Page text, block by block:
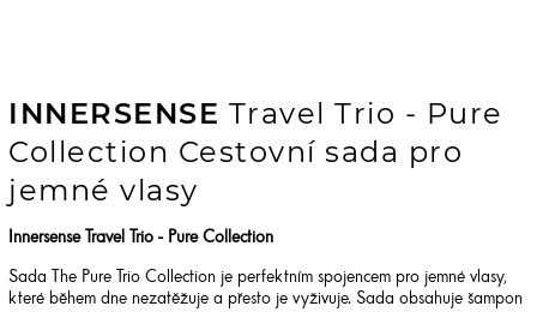
INNERSENSE Travel Trio - Pure
Collection Cestovní sada pro
jemné vlasy
Innersense Travel Trio - Pure Collection
Sada The Pure Trio Collection je perfektním spojencem pro jemné vlasy,
které během dne nezatěžuje a přesto je vyživuje. Sada obsahuje šampon